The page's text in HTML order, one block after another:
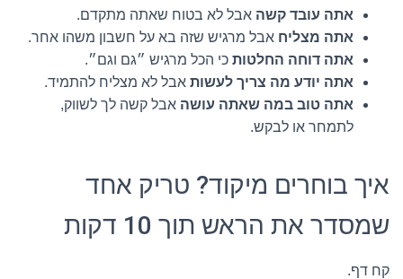
אתה עובד קשה אבל לא בטוח שאתה מתקדם.
אתה מצליח אבל מרגיש שזה בא על חשבון משהו אחר.
אתה דוחה החלטות כי הכל מרגיש ״גם וגם״.
אתה יודע מה צריך לעשות אבל לא מצליח להתמיד.
אתה טוב במה שאתה עושה אבל קשה לך לשווק,
לתמחר או לבקש.
איך בוחרים מיקוד? טריק אחד
שמסדר את הראש תוך 10 דקות
קח דף.